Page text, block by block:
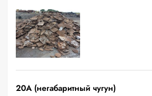
20A (негабаритный чугун)